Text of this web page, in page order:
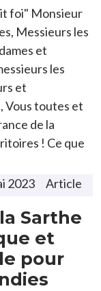
foi" Monsieur
Messieurs les
et
les
et
Vous toutes et
de la
! Ce que
2023
Article
Sarthe
et
pour